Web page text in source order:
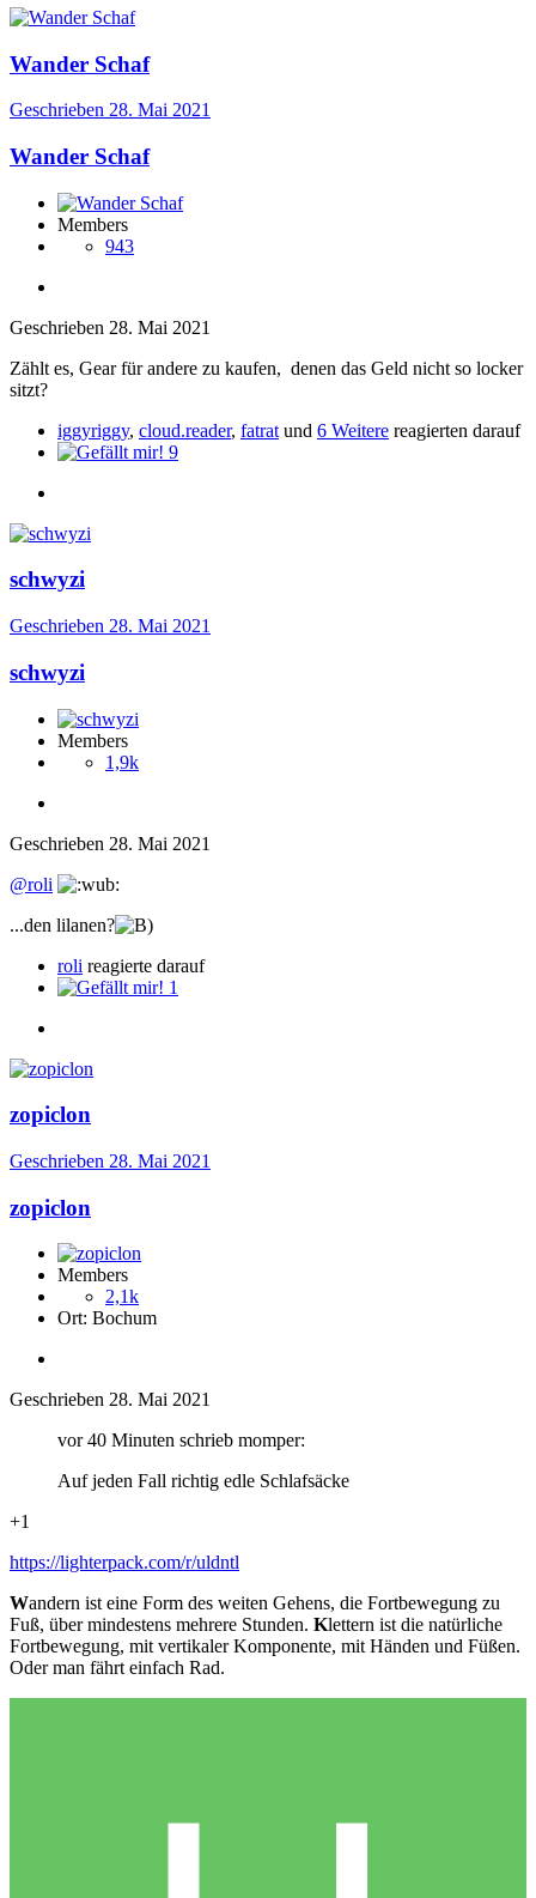
Wander Schaf
Geschrieben 28. Mai 2021
Wander Schaf
Members
943
Geschrieben 28. Mai 2021
Zählt es, Gear für andere zu kaufen, denen das Geld nicht so locker
sitzt?
iggyriggy, cloud.reader, fatrat und 6 Weitere reagierten darauf
9
schwyzi
Geschrieben 28. Mai 2021
schwyzi
Members
1,9k
Geschrieben 28. Mai 2021
@roli
...den lilanen?
roli reagierte darauf
1
zopiclon
Geschrieben 28. Mai 2021
zopiclon
Members
2,1k
Ort: Bochum
Geschrieben 28. Mai 2021
vor 40 Minuten schrieb momper:
Auf jeden Fall richtig edle Schlafsäcke
+1
https://lighterpack.com/r/uldntl
Wandern ist eine Form des weiten Gehens, die Fortbewegung zu
Fuß, über mindestens mehrere Stunden. Klettern ist die natürliche
Fortbewegung, mit vertikaler Komponente, mit Händen und Füßen.
Oder man fährt einfach Rad.